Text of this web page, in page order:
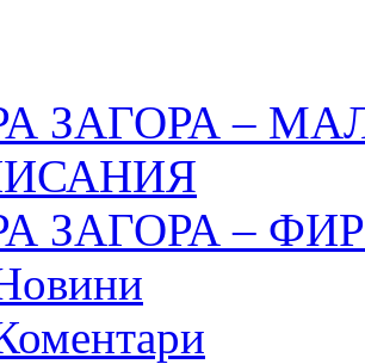
ЗАГОРА –
ЗАГОРА –